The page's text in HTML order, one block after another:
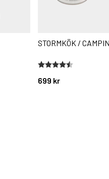
STORMKÖK /
699 kr
Betyg:
4.4 utav 5 stjärnor